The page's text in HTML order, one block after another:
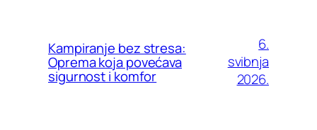
Kampiranje bez stresa:
Oprema koja povećava
sigurnost i komfor
6.
svibnja
2026.